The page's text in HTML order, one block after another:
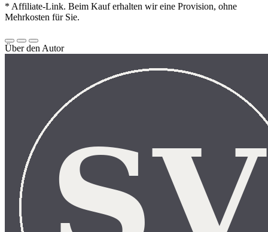
* Affiliate-Link. Beim Kauf erhalten wir eine Provision, ohne
Mehrkosten für Sie.
Über den Autor